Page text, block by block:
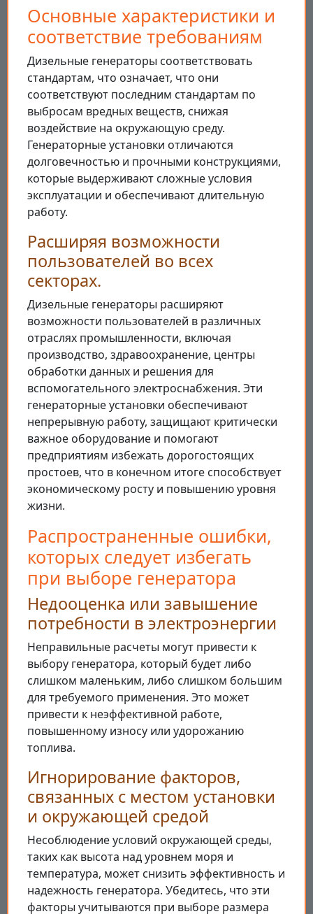
Основные характеристики и
соответствие требованиям
Дизельные генераторы соответствовать
стандартам, что означает, что они
соответствуют последним стандартам по
выбросам вредных веществ, снижая
воздействие на окружающую среду.
Генераторные установки отличаются
долговечностью и прочными конструкциями,
которые выдерживают сложные условия
эксплуатации и обеспечивают длительную
работу.
Расширяя возможности
пользователей во всех
секторах.
Дизельные генераторы расширяют
возможности пользователей в различных
отраслях промышленности, включая
производство, здравоохранение, центры
обработки данных и решения для
вспомогательного электроснабжения. Эти
генераторные установки обеспечивают
непрерывную работу, защищают критически
важное оборудование и помогают
предприятиям избежать дорогостоящих
простоев, что в конечном итоге способствует
экономическому росту и повышению уровня
жизни.
Распространенные ошибки,
которых следует избегать
при выборе генератора
Недооценка или завышение
потребности в электроэнергии
Неправильные расчеты могут привести к
выбору генератора, который будет либо
слишком маленьким, либо слишком большим
для требуемого применения. Это может
привести к неэффективной работе,
повышенному износу или удорожанию
топлива.
Игнорирование факторов,
связанных с местом установки
и окружающей средой
Несоблюдение условий окружающей среды,
таких как высота над уровнем моря и
температура, может снизить эффективность и
надежность генератора. Убедитесь, что эти
факторы учитываются при выборе размера